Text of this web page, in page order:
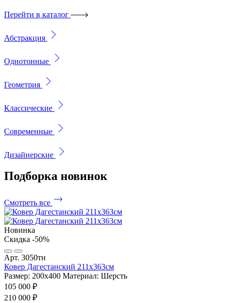
Перейти в каталог
Абстракция
Однотонные
Геометрия
Классические
Современные
Дизайнерские
Подборка новинок
Смотреть все
Новинка
Скидка -50%
Арт. 3050тн
Ковер Дагестанский 211x363см
Размер: 200х400 Материал: Шерсть
105 000 ₽
210 000 ₽